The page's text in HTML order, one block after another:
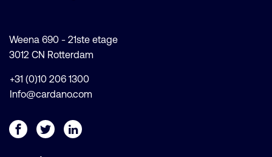
Weena 690 - 21ste etage
3012 CN Rotterdam
+31 (0)10 206 1300
Info@cardano.com